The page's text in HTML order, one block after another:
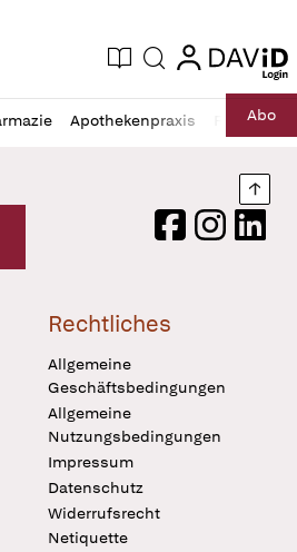
Zeitung
Aktuelle Ausgabe
Suche login
login
Apothekenpraxis RechtAbo
Logo
FacebookInstagram
Rechtliches
Allgemeine
Geschäftsbedingungen
Allgemeine
Nutzungsbedingungen
Impressum
Datenschutz
Widerrufsrecht
Netiquette